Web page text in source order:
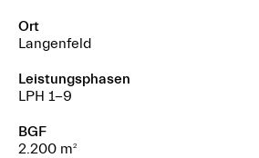
Ort
Langenfeld
Leistungsphasen
LPH 1-9
BGF
2.200 m2